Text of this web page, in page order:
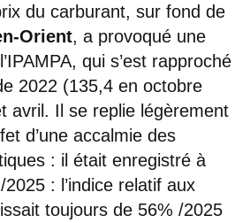
du carburant, sur fond de
Orient, a provoqué une
qui s’est rapproché
2022 (135,4 en octobre
avril. Il se replie légèrement
d’une accalmie des
: il était enregistré à
: l’indice relatif aux
toujours de 56% /2025